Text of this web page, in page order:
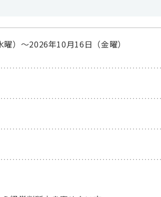
）〜2026年10月16日（金曜）